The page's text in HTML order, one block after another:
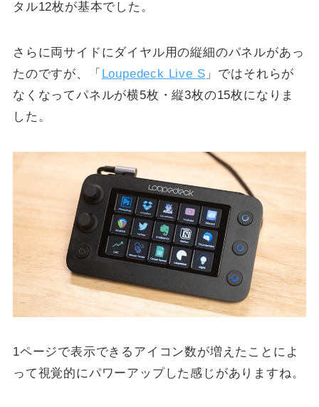
タル12枚が基本でした。
さらに両サイドにダイヤル用の縦細のパネルがあっ
たのですが、「 Loupedeck Live S 」ではそれらが
なくなってパネルが横5枚・縦3枚の15枚になりま
した。
1ページで表示できるアイコン数が増えたことによ
って視覚的にパワーアップした感じがありますね。